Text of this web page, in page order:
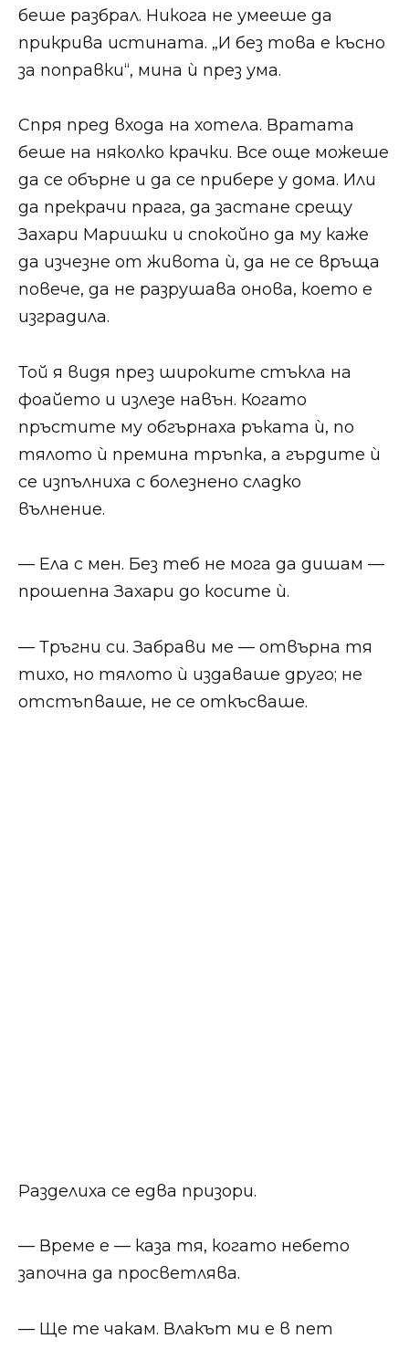
беше разбрал. Никога не умееше да
прикрива истината. „И без това е късно
за поправки“, мина ѝ през ума.
Спря пред входа на хотела. Вратата
беше на няколко крачки. Все още можеше
да се обърне и да се прибере у дома. Или
да прекрачи прага, да застане срещу
Захари Маришки и спокойно да му каже
да изчезне от живота ѝ, да не се връща
повече, да не разрушава онова, което е
изградила.
Той я видя през широките стъкла на
фоайето и излезе навън. Когато
пръстите му обгърнаха ръката ѝ, по
тялото ѝ премина тръпка, а гърдите ѝ
се изпълниха с болезнено сладко
вълнение.
— Ела с мен. Без теб не мога да дишам —
прошепна Захари до косите ѝ.
— Тръгни си. Забрави ме — отвърна тя
тихо, но тялото ѝ издаваше друго; не
отстъпваше, не се откъсваше.
Разделиха се едва призори.
— Време е — каза тя, когато небето
започна да просветлява.
— Ще те чакам. Влакът ми е в пет